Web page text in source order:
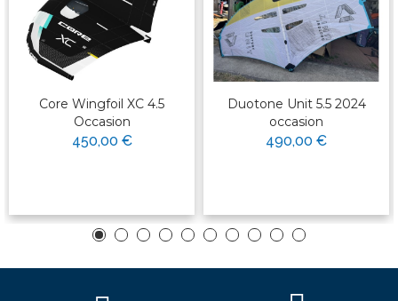
Core Wingfoil XC 4.5
Occasion
450,00 €
Duotone Unit 5.5 2024
occasion
490,00 €